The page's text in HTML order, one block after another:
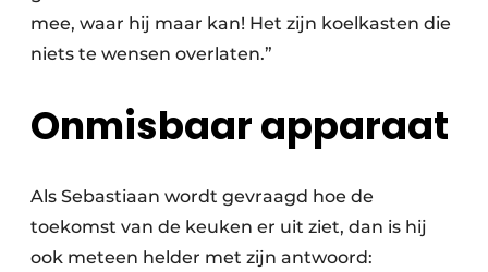
mee, waar hij maar kan! Het zijn koelkasten die
niets te wensen overlaten.”
Onmisbaar apparaat
Als Sebastiaan wordt gevraagd hoe de
toekomst van de keuken er uit ziet, dan is hij
ook meteen helder met zijn antwoord: